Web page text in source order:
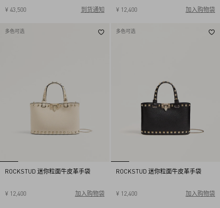
¥ 43,500 到货通知 ¥ 12,400 加入购物袋
多色可选
ROCKSTUD 迷你粒面牛皮革手袋
¥ 12,400 加入购物袋
多色可选
ROCKSTUD 迷你粒面牛皮革手袋
¥ 12,400 加入购物袋